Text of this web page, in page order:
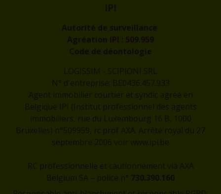
IPI
Autorité de surveillance
Agréation IPI : 509.959
Code de déontologie
LOGISSIM - SCIPIONI SRL
N° d'entreprise: BE0436.457.933
Agent immobilier courtier et syndic agréé en
Belgique IPI (Institut professionnel des agents
immobiliers, rue du Luxembourg 16 B, 1000
Bruxelles) n°509959, rc prof AXA. Arrêté royal du 27
septembre 2006 voir www.ipi.be
RC professionnelle et cautionnement via AXA
Belgium SA – police n° 730.390.160